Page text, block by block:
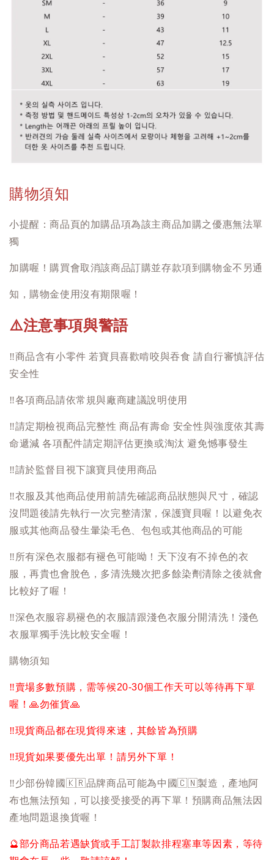
購物須知
小提醒：商品頁的加購品項為該主商品加購之優惠無法單
獨
加購喔！購買會取消該商品訂購並存款項到購物金不另通
知，購物金使用沒有期限喔！
⚠️注意事項與警語
‼️商品含有小零件 若寶貝喜歡啃咬與吞食 請自行審慎評估
安全性
‼️各項商品請依常規與廠商建議說明使用
‼️請定期檢視商品完整性 商品有壽命 安全性與強度依其壽
命遞減 各項配件請定期評估更換或淘汰 避免憾事發生
‼️請於監督目視下讓寶貝使用商品
‼️衣服及其他商品使用前請先確認商品狀態與尺寸，確認
沒問題後請先執行一次完整清潔，保護寶貝喔！以避免衣
服或其他商品發生暈染毛色、包包或其他商品的可能
‼️ 所有深色衣服都有褪色可能呦！天下沒有不掉色的衣
服，再貴也會脫色，多清洗幾次把多餘染劑清除之後就會
比較好了喔！
‼️深色衣服容易褪色的衣服請跟淺色衣服分開清洗！淺色
衣服單獨手洗比較安全喔！
購物須知
‼️賣場多數預購，需等候20-30個工作天可以等待再下單
喔！🙏勿催貨🙏
‼️現貨商品都在現貨得來速，其餘皆為預購
‼️現貨如果要優先出單！請另外下單！
‼️少部份韓國 🇰🇷品牌商品可能為中國🇨🇳製造，產地阿
布也無法預知，可以接受接受的再下單！預購商品無法因
產地問題退換貨喔！
🔮部分商品若遇缺貨或手工訂製款排程塞車等因素，等待